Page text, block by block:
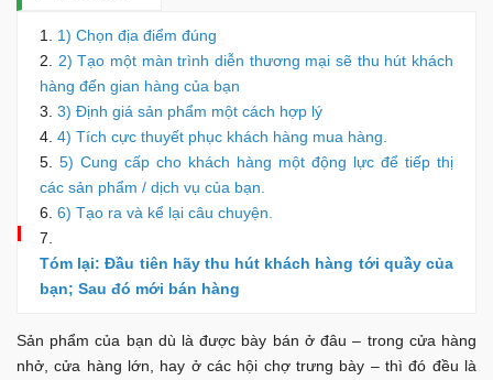
1) Chọn địa điểm đúng
2) Tạo một màn trình diễn thương mại sẽ thu hút khách
hàng đến gian hàng của bạn
3) Định giá sản phẩm một cách hợp lý
4) Tích cực thuyết phục khách hàng mua hàng.
5) Cung cấp cho khách hàng một động lực để tiếp thị
các sản phẩm / dịch vụ của bạn.
6) Tạo ra và kể lại câu chuyện.
Tóm lại: Đầu tiên hãy thu hút khách hàng tới quầy của
bạn; Sau đó mới bán hàng
Sản phẩm của bạn dù là được bày bán ở đâu – trong cửa hàng
nhở, cửa hàng lớn, hay ở các hội chợ trưng bày – thì đó đều là